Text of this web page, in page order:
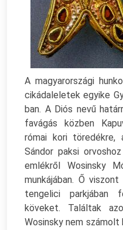
A magyarországi
cikádaleletek egyike
ban. A Diós nevű
favágás közben
római kori töredékre,
Sándor paksi
emlékről Wosinsky
munkájában. Ő
tengelici
köveket. Találtak
Wosinsky nem